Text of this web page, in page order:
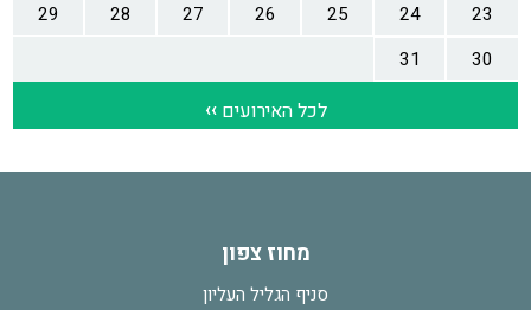
מחוז צפון
סניף הגליל העליון